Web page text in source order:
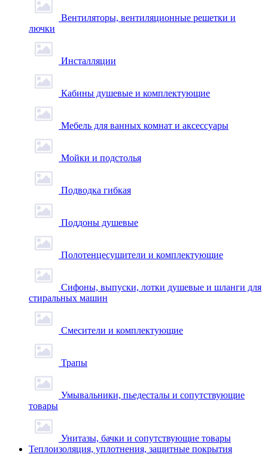
Вентиляторы, вентиляционные решетки и
лючки
Инсталляции
Кабины душевые и комплектующие
Мебель для ванных комнат и аксессуары
Мойки и подстолья
Подводка гибкая
Поддоны душевые
Полотенцесушители и комплектующие
Сифоны, выпуски, лотки душевые и шланги для
стиральных машин
Смесители и комплектующие
Трапы
Умывальники, пьедесталы и сопутствующие
товары
Унитазы, бачки и сопутствующие товары
Теплоизоляция, уплотнения, защитные покрытия